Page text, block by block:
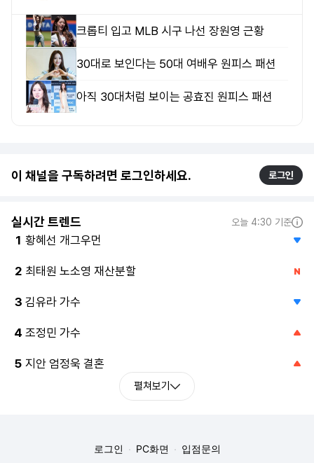
크롭티 입고 MLB 시구 나선 장원영 근황
30대로 보인다는 50대 여배우 원피스 패션
아직 30대처럼 보이는 공효진 원피스 패션
이 채널을 구독하려면 로그인하세요. 로그인
실시간 트렌드 오늘 4:30 기준
1 황혜선 개그우먼
2 최태원 노소영 재산분할
3 김유라 가수
4 조정민 가수
5 지안 엄정욱 결혼
펼쳐보기
로그인 PC화면 입점문의